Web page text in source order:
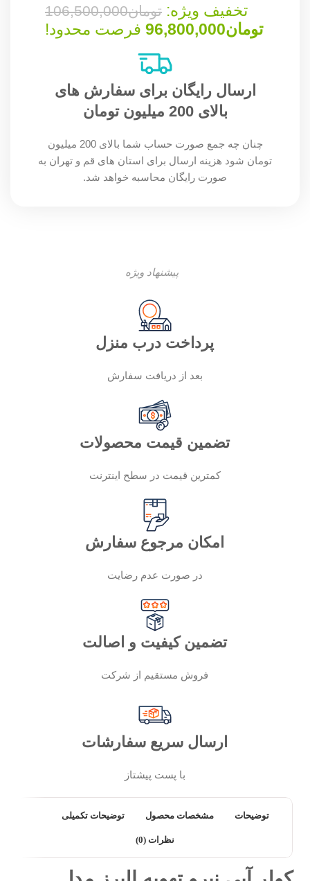
تخفیف ویژه: تومان106,500,000
تومان96,800,000 فرصت محدود!
ارسال رایگان برای سفارش های
بالای 200 میلیون تومان
چنان چه جمع صورت حساب شما بالای 200 میلیون
تومان شود هزینه ارسال برای استان های قم و تهران به
صورت رایگان محاسبه خواهد شد.
پیشنهاد ویژه
پرداخت درب منزل
بعد از دریافت سفارش
تضمین قیمت محصولات
کمترین قیمت در سطح اینترنت
امکان مرجوع سفارش
در صورت عدم رضایت
تضمین کیفیت و اصالت
فروش مستقیم از شرکت
ارسال سریع سفارشات
با پست پیشتاز
توضیحات مشخصات محصول توضیحات تکمیلی
نظرات (0)